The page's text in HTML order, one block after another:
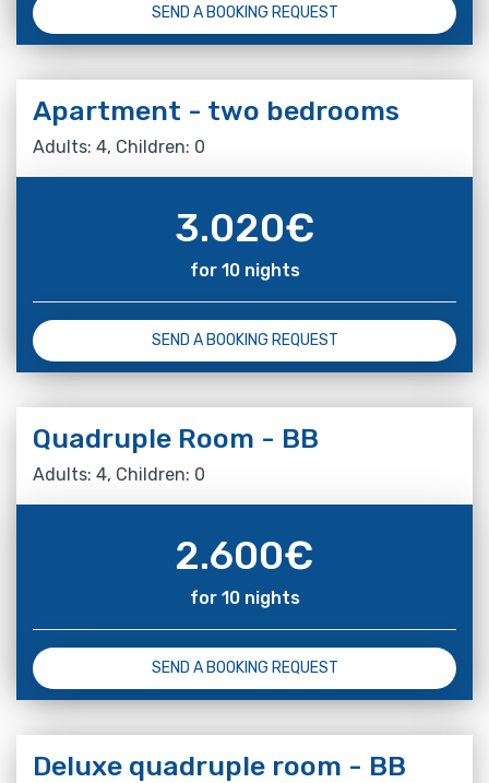
SEND A BOOKING REQUEST
Apartment - two bedrooms
Adults: 4, Children: 0
3.020€
for 10 nights
SEND A BOOKING REQUEST
Quadruple Room - BB
Adults: 4, Children: 0
2.600€
for 10 nights
SEND A BOOKING REQUEST
Deluxe quadruple room - BB